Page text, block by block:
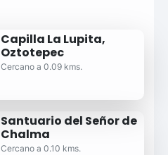
Capilla La Lupita,
Oztotepec
Cercano a 0.09 kms.
Santuario del Señor de
Chalma
Cercano a 0.10 kms.